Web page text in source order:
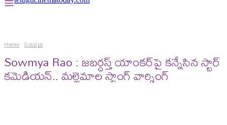
Home Gossips
Sowmya Rao : జబర్దస్త్‌ యాంకర్‌పై కన్నేసిన స్టార్
కమెడియన్.. మల్లెమాల స్ట్రాంగ్ వార్నింగ్